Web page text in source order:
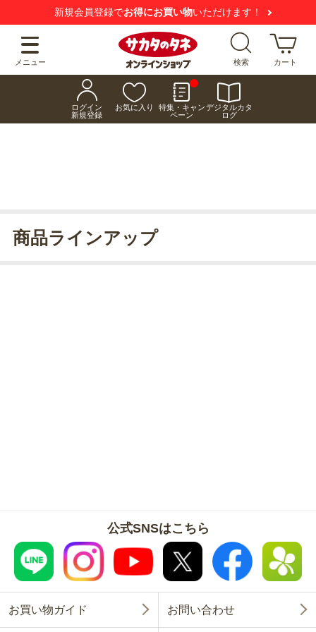
新規会員登録でお得にお買い物いただけます！
メニュー 検索 カート
ログイン
新規登録
お気に入り
特集・キャン
ペーン
デジタルカタ
ログ
商品ラインアップ
公式SNSはこちら
お買い物ガイド お問い合わせ